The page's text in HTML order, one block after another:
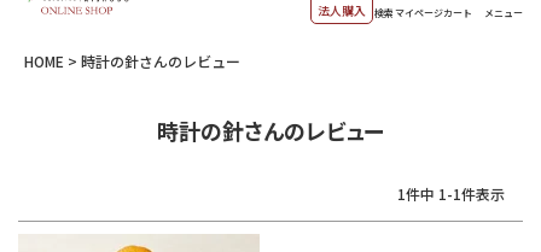
法人購入 検索マイページカート メニュー
HOME 時計の針さんのレビュー
時計の針さんのレビュー
1件中 1-1件表示